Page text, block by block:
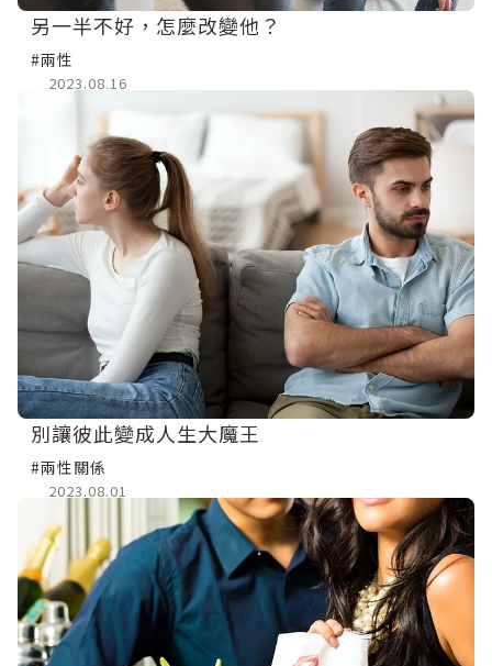
另一半不好，怎麼改變他？
#兩性
2023.08.16
別讓彼此變成人生大魔王
#兩性關係
2023.08.01